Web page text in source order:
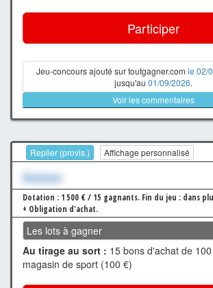
Participer
Jeu-concours ajouté sur toutgagner.com le 02/
jusqu'au 01/09/2026.
Voir les commentaires
Replier (provis.) Affichage personnalisé
Xxxxxxx
Dotation : 1 500 € / 15 gagnants. Fin du jeu : dans
+ Obligation d'achat.
Les lots à gagner
Au tirage au sort : 15 bons d'achat de
magasin de sport (100 €)